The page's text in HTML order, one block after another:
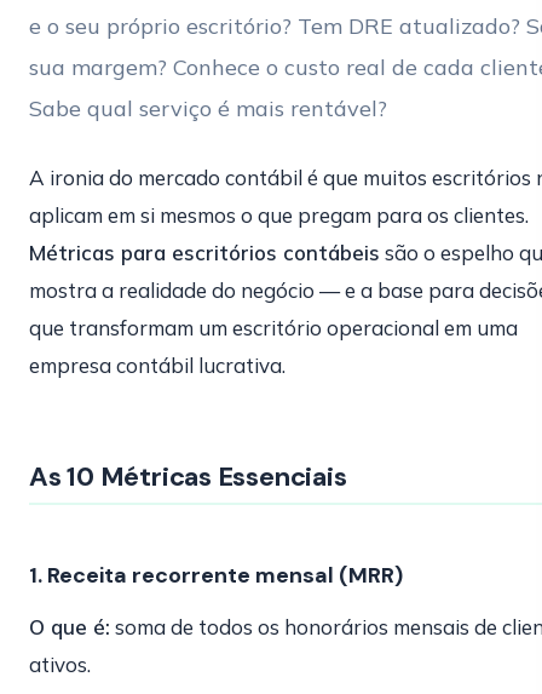
e o seu próprio escritório? Tem DRE atualizado?
sua margem? Conhece o custo real de cada
Sabe qual serviço é mais rentável?
A ironia do mercado contábil é que muitos escritórios
aplicam em si mesmos o que pregam para os clientes.
Métricas para escritórios contábeis são o espelho
mostra a realidade do negócio — e a base para
que transformam um escritório operacional em uma
empresa contábil lucrativa.
As 10 Métricas Essenciais
1. Receita recorrente mensal (MRR)
O que é: soma de todos os honorários mensais de
ativos.